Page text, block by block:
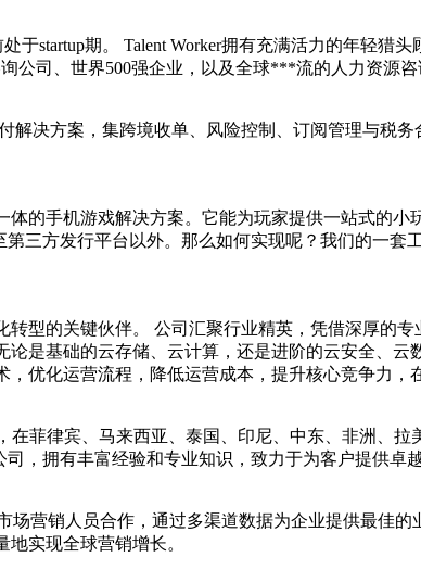
于startup期。 Talent Worker拥有充满活力的年轻猎
司、世界500强企业，以及全球***流的人力资源咨
解决方案，集跨境收单、风险控制、订阅管理与税
的手机游戏解决方案。它能为玩家提供一站式的
三方发行平台以外。那么如何实现呢？我们的一
型的关键伙伴。 公司汇聚行业精英，凭借深厚的
是基础的云存储、云计算，还是进阶的云安全、
优化运营流程，降低运营成本，提升核心竞争力，
在菲律宾、马来西亚、泰国、印尼、中东、非洲、
，拥有丰富经验和专业知识，致力于为客户提供卓
营销人员合作，通过多渠道数据为企业提供最佳
实现全球营销增长。